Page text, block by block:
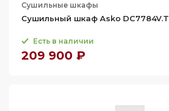
Сушильные шкафы
Сушильный шкаф Asko DC7784V.T
Есть в наличии
209 900 ₽